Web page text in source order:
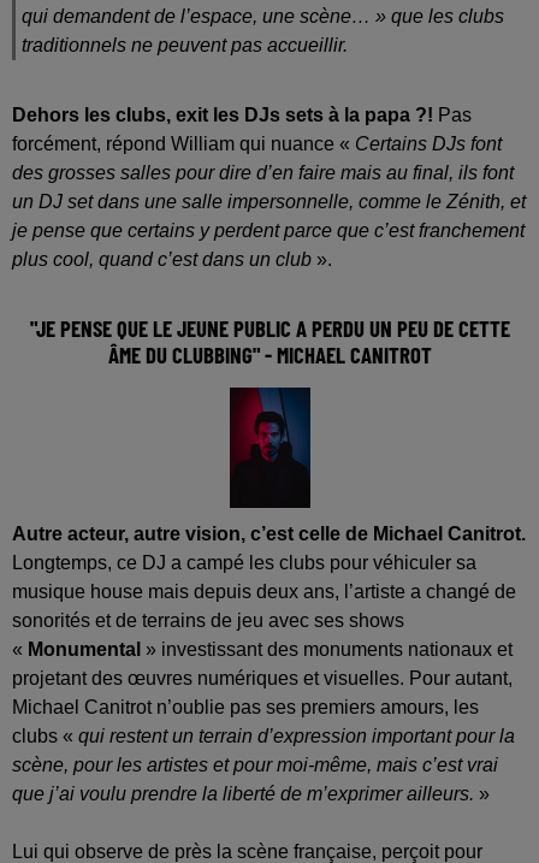
qui demandent de l’espace, une scène… » que les clubs
traditionnels ne peuvent pas accueillir.
Dehors les clubs, exit les DJs sets à la papa ?! Pas
forcément, répond William qui nuance « Certains DJs font
des grosses salles pour dire d’en faire mais au final, ils font
un DJ set dans une salle impersonnelle, comme le Zénith, et
je pense que certains y perdent parce que c’est franchement
plus cool, quand c’est dans un club ».
"JE PENSE QUE LE JEUNE PUBLIC A PERDU UN PEU DE CETTE
ÂME DU CLUBBING" - MICHAEL CANITROT
Autre acteur, autre vision, c’est celle de Michael Canitrot.
Longtemps, ce DJ a campé les clubs pour véhiculer sa
musique house mais depuis deux ans, l’artiste a changé de
sonorités et de terrains de jeu avec ses shows
« Monumental » investissant des monuments nationaux et
projetant des œuvres numériques et visuelles. Pour autant,
Michael Canitrot n’oublie pas ses premiers amours, les
clubs « qui restent un terrain d’expression important pour la
scène, pour les artistes et pour moi-même, mais c’est vrai
que j’ai voulu prendre la liberté de m’exprimer ailleurs. »
Lui qui observe de près la scène française, perçoit pour